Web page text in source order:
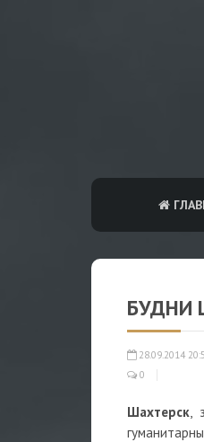
БУДНИ
28.09.2014
0
Шахтерск,